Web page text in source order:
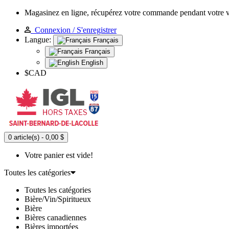
Magasinez en ligne, récupérez votre commande pendant votre
Connexion / S'enregistrer
Langue:
Français
Français
English
$CAD
0 article(s) - 0,00 $
Votre panier est vide!
Toutes les catégories
Toutes les catégories
Bière/Vin/Spiritueux
Bière
Bières canadiennes
Bières importées